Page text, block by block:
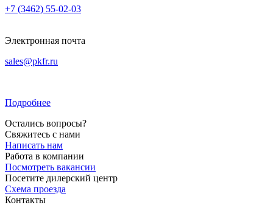
+7 (3462) 55-02-03
Электронная почта
sales@pkfr.ru
Подробнее
Остались вопросы?
Свяжитесь с нами
Написать нам
Работа в компании
Посмотреть вакансии
Посетите дилерский центр
Схема проезда
Контакты